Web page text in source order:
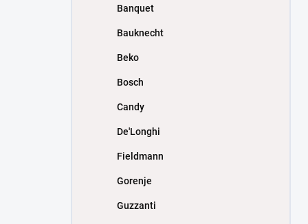
Banquet
Bauknecht
Beko
Bosch
Candy
De'Longhi
Fieldmann
Gorenje
Guzzanti